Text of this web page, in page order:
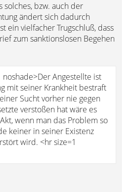
bzw. auch der
ändert sich dadurch
ein vielfacher Trugschluß, dass
zum sanktionslosen Begehen
Angestellte ist
mit seiner Krankheit bestraft
Sucht vorher nie gegen
verstoßen hat wäre es
wenn man das Problem so
keiner in seiner Existenz
wird. <hr size=1